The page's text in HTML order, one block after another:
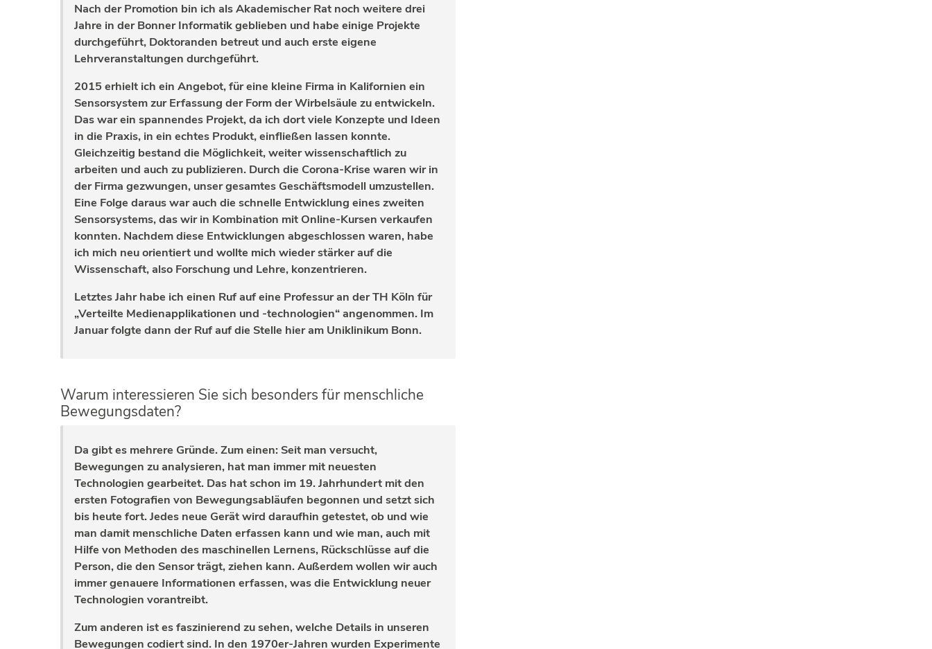
Nach der Promotion bin ich als Akademischer Rat noch weitere drei
Jahre in der Bonner Informatik geblieben und habe einige Projekte
durchgeführt, Doktoranden betreut und auch erste eigene
Lehrveranstaltungen durchgeführt.
2015 erhielt ich ein Angebot, für eine kleine Firma in Kalifornien ein
Sensorsystem zur Erfassung der Form der Wirbelsäule zu entwickeln.
Das war ein spannendes Projekt, da ich dort viele Konzepte und Ideen
in die Praxis, in ein echtes Produkt, einfließen lassen konnte.
Gleichzeitig bestand die Möglichkeit, weiter wissenschaftlich zu
arbeiten und auch zu publizieren. Durch die Corona-Krise waren wir in
der Firma gezwungen, unser gesamtes Geschäftsmodell umzustellen.
Eine Folge daraus war auch die schnelle Entwicklung eines zweiten
Sensorsystems, das wir in Kombination mit Online-Kursen verkaufen
konnten. Nachdem diese Entwicklungen abgeschlossen waren, habe
ich mich neu orientiert und wollte mich wieder stärker auf die
Wissenschaft, also Forschung und Lehre, konzentrieren.
Letztes Jahr habe ich einen Ruf auf eine Professur an der TH Köln für
„Verteilte Medienapplikationen und -technologien“ angenommen. Im
Januar folgte dann der Ruf auf die Stelle hier am Uniklinikum Bonn.
Warum interessieren Sie sich besonders für menschliche
Bewegungsdaten?
Da gibt es mehrere Gründe. Zum einen: Seit man versucht,
Bewegungen zu analysieren, hat man immer mit neuesten
Technologien gearbeitet. Das hat schon im 19. Jahrhundert mit den
ersten Fotografien von Bewegungsabläufen begonnen und setzt sich
bis heute fort. Jedes neue Gerät wird daraufhin getestet, ob und wie
man damit menschliche Daten erfassen kann und wie man, auch mit
Hilfe von Methoden des maschinellen Lernens, Rückschlüsse auf die
Person, die den Sensor trägt, ziehen kann. Außerdem wollen wir auch
immer genauere Informationen erfassen, was die Entwicklung neuer
Technologien vorantreibt.
Zum anderen ist es faszinierend zu sehen, welche Details in unseren
Bewegungen codiert sind. In den 1970er-Jahren wurden Experimente